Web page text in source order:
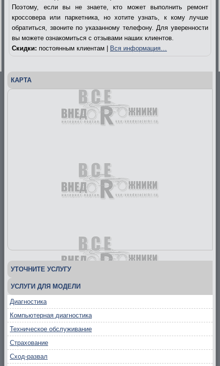
Поэтому, если вы не знаете, кто может выполнить ремонт
кроссовера или паркетника, но хотите узнать, к кому лучше
обратиться, звоните по указанному телефону. Для уверенности
вы можете ознакомиться с отзывами наших клиентов.
Скидки: постоянным клиентам | Вся информация…
КАРТА
УТОЧНИТЕ УСЛУГУ
УСЛУГИ ДЛЯ МОДЕЛИ
Диагностика
Компьютерная диагностика
Техническое обслуживание
Страхование
Сход-развал